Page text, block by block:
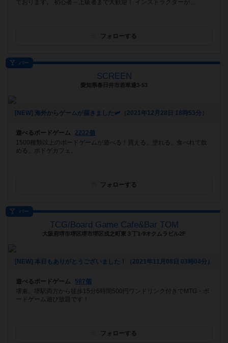
ております。 初心者～上級者まで大歓迎！ インストラクターが...
フォローする
バー
SCREEN
愛知県春日井市若草通3-53
[NEW] 海外からゲームが届きました🛩（2021年12月28日 18時53分）
遊べるボードゲーム
2222個
1500種類以上のボードゲームが遊べる！買える、塗れる、食べれて飲
める、ボドゲカフェ。
フォローする
バー
TCG/Board Game Cafe&Bar TOM
大阪府堺市堺区堺市堺区戎之町東３丁1-9オクムラビル2F
[NEW] 本日もありがとうございました！（2021年11月08日 03時04分）
遊べるボードゲーム
587個
堺東、堺駅両方から徒歩15分6時間500円ワンドリンク付きでMTG・ボ
ードゲーム遊び放題です！
フォローする